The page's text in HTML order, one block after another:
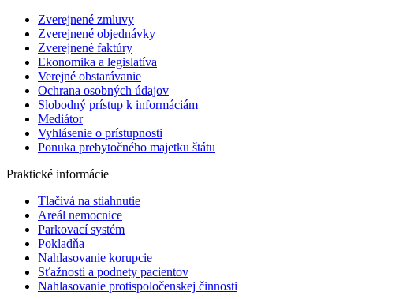
Zverejnené zmluvy
Zverejnené objednávky
Zverejnené faktúry
Ekonomika a legislatíva
Verejné obstarávanie
Ochrana osobných údajov
Slobodný prístup k informáciám
Mediátor
Vyhlásenie o prístupnosti
Ponuka prebytočného majetku štátu
Praktické informácie
Tlačivá na stiahnutie
Areál nemocnice
Parkovací systém
Pokladňa
Nahlasovanie korupcie
Sťažnosti a podnety pacientov
Nahlasovanie protispoločenskej činnosti